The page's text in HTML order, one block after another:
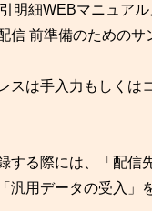
明細WEBマニュア
信 前準備のためのサ
スは手入力もしくは
する際には、「配信
汎用データの受入」